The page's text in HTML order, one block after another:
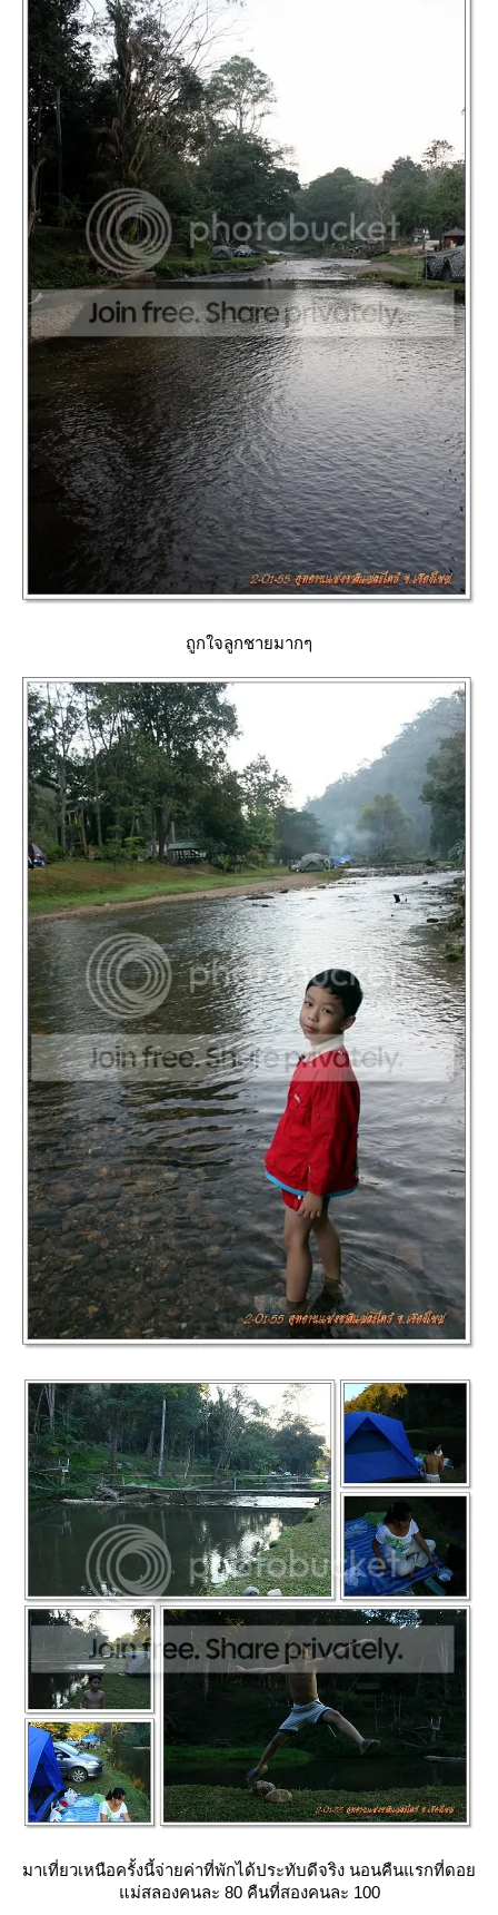
ถูกใจลูกชายมากๆ
มาเที่ยวเหนือครั้งนี้จ่ายค่าที่พักได้ประทับดีจริง นอนคืนแรกที่ดอ
ม่สลองคนละ 80 คืนที่สองคนละ 100